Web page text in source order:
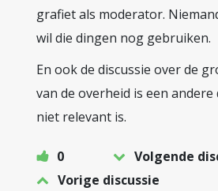
grafiet als moderator.
wil die dingen nog gebruiken.
En ook de discussie over de
van de overheid is een andere
niet relevant is.
0
Volgende
Vorige discussie